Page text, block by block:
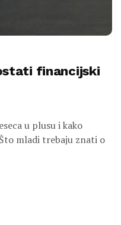
financijski
u plusu i kako
mladi trebaju znati o